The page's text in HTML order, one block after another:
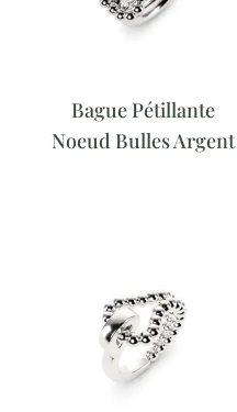
Bague Pétillante
Noeud Bulles Argent